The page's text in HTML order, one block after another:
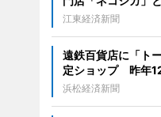
江東経済新聞
遠鉄百貨店に「ト
定ショップ 昨年
浜松経済新聞